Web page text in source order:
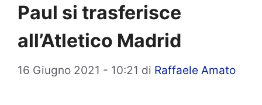
Paul si trasferisce
all’Atletico Madrid
16 Giugno 2021 - 10:21 di Raffaele Amato